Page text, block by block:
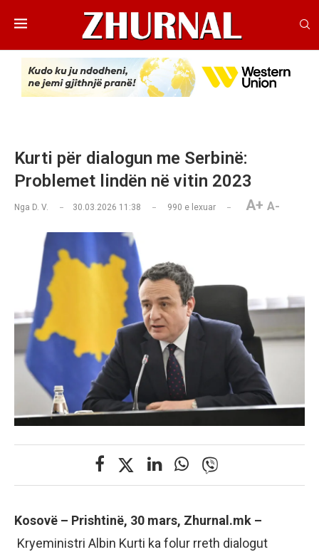
Kurti për dialogun me Serbinë:
Problemet lindën në vitin 2023
Nga D. V. 30.03.2026 11:38 990 e lexuar A+ A-
Kosovë – Prishtinë, 30 mars, Zhurnal.mk –
Kryeministri Albin Kurti ka folur rreth dialogut